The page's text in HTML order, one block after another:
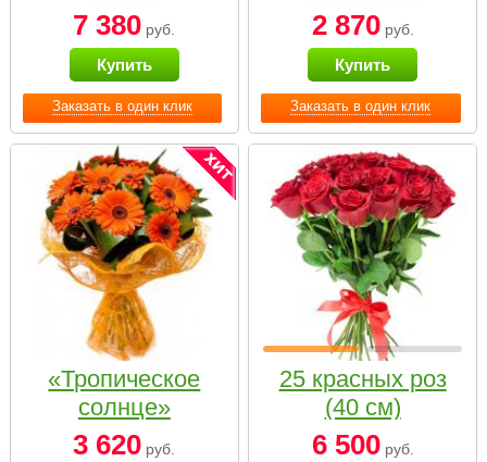
Заказать в один клик
7 380 руб.
Купить
Заказать в один клик
2 870руб.
Купить
«Тропическое
солнце»
3 620 руб.
25 красных роз
(40 см)
6 500руб.